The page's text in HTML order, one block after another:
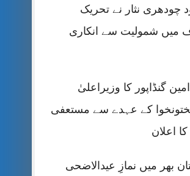
چودھری نثار نے تحریک
میں شمولیت سے انکاری
گنڈاپور کا وزیراعلیٰ
کے عہدے سے مستعفی
کا اعلان
بھر میں نمازِ عیدالاضحی